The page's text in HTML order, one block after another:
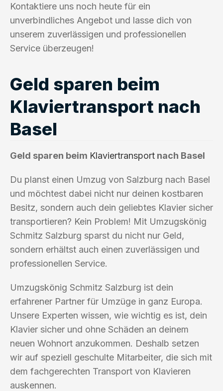
Kontaktiere uns noch heute für ein
unverbindliches Angebot und lasse dich von
unserem zuverlässigen und professionellen
Service überzeugen!
Geld sparen beim
Klaviertransport nach
Basel
Geld sparen beim Klaviertransport nach Basel
Du planst einen Umzug von Salzburg nach Basel
und möchtest dabei nicht nur deinen kostbaren
Besitz, sondern auch dein geliebtes Klavier sicher
transportieren? Kein Problem! Mit Umzugskönig
Schmitz Salzburg sparst du nicht nur Geld,
sondern erhältst auch einen zuverlässigen und
professionellen Service.
Umzugskönig Schmitz Salzburg ist dein
erfahrener Partner für Umzüge in ganz Europa.
Unsere Experten wissen, wie wichtig es ist, dein
Klavier sicher und ohne Schäden an deinem
neuen Wohnort anzukommen. Deshalb setzen
wir auf speziell geschulte Mitarbeiter, die sich mit
dem fachgerechten Transport von Klavieren
auskennen.